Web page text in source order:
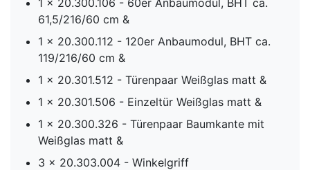
61,5/216/60 cm &
1 x 20.300.112 - 120er Anbaumodul, BHT ca.
119/216/60 cm &
1 x 20.301.512 - Türenpaar Weißglas matt &
1 x 20.301.506 - Einzeltür Weißglas matt &
1 x 20.300.326 - Türenpaar Baumkante mit
Weißglas matt &
3 x 20.303.004 - Winkelgriff